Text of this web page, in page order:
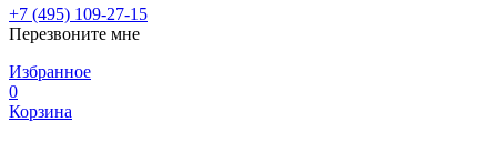
+7 (495) 109-27-15
Перезвоните мне
Избранное
0
Корзина